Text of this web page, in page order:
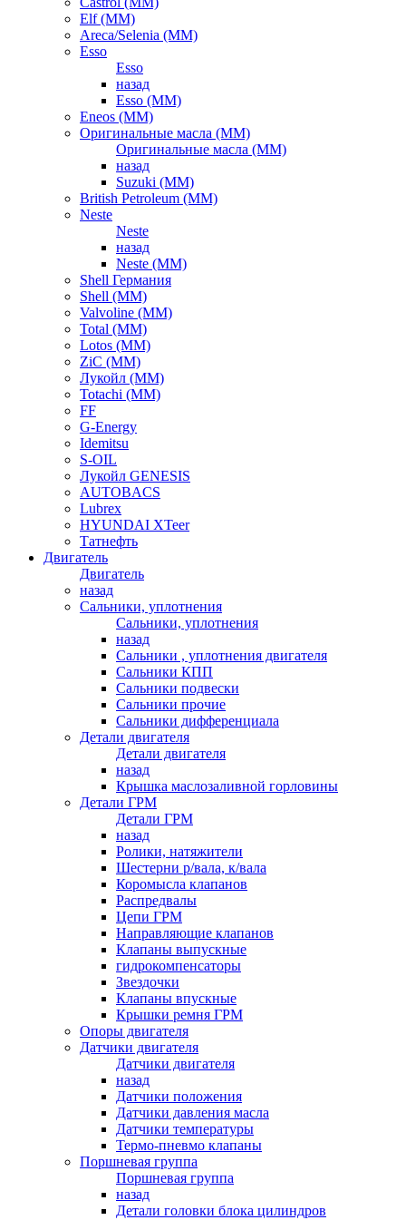
Elf (ММ)
Areca/Selenia (ММ)
Esso
Esso
назад
Esso (ММ)
Eneos (ММ)
Оригинальные масла (ММ)
Оригинальные масла (ММ)
назад
Suzuki (ММ)
British Petroleum (ММ)
Neste
Neste
назад
Neste (ММ)
Shell Германия
Shell (ММ)
Valvoline (ММ)
Total (ММ)
Lotos (ММ)
ZiC (ММ)
Лукойл (ММ)
Totachi (MM)
FF
G-Energy
Idemitsu
S-OIL
Лукойл GENESIS
AUTOBACS
Lubrex
HYUNDAI XTeer
Татнефть
Двигатель
Двигатель
назад
Сальники, уплотнения
Сальники, уплотнения
назад
Сальники , уплотнения двигателя
Сальники КПП
Сальники подвески
Сальники прочие
Сальники дифференциала
Детали двигателя
Детали двигателя
назад
Крышка маслозаливной горловины
Детали ГРМ
Детали ГРМ
назад
Ролики, натяжители
Шестерни р/вала, к/вала
Коромысла клапанов
Распредвалы
Цепи ГРМ
Направляющие клапанов
Клапаны выпускные
гидрокомпенсаторы
Звездочки
Клапаны впускные
Крышки ремня ГРМ
Опоры двигателя
Датчики двигателя
Датчики двигателя
назад
Датчики положения
Датчики давления масла
Датчики температуры
Термо-пневмо клапаны
Поршневая группа
Поршневая группа
назад
Детали головки блока цилиндров